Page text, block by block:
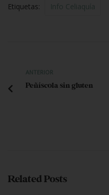
Etiquetas: Info Celiaquía
ANTERIOR
Peñíscola sin gluten
Related Posts